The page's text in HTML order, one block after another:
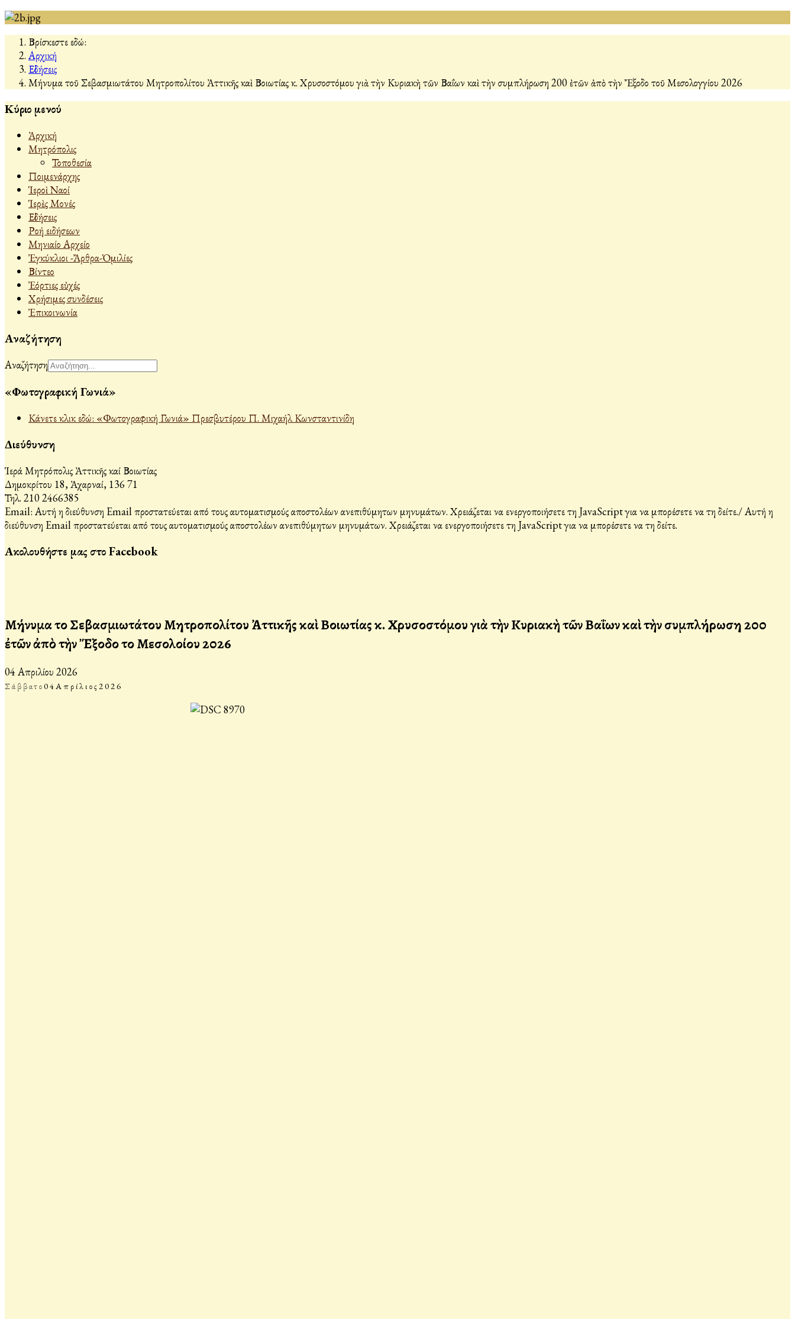
Βρίσκεστε εδώ:
Αρχική
Εἰδήσεις
Μήνυμα τοῦ Σεβασμιωτάτου Μητροπολίτου Ἀττικῆς καὶ Βοιωτίας κ. Χρυσοστόμου γιὰ τὴν Κυριακὴ τῶν Βαΐων καὶ τὴν συμπλήρωση 200 ἐτῶν ἀπὸ τὴν Ἔξοδο τοῦ Μεσολογγίου 2026
Κύριο μενού
Ἀρχική
Μητρόπολις
Τοποθεσία
Ποιμενάρχης
Ἱεροὶ Ναοί
Ἱερὲς Μονές
Εἰδήσεις
Ροή ειδήσεων
Μηνιαίο Αρχείο
Ἐγκύκλιοι -Ἄρθρα-Ὁμιλίες
Βίντεο
Ἐόρτιες εὐχές
Χρήσιμες συνδέσεις
Ἐπικοινωνία
Αναζήτηση
Αναζήτηση
«Φωτογραφική Γωνιά»
Κάνετε κλικ εδώ: «Φωτογραφική Γωνιά» Πρεσβυτέρου Π. Μιχαήλ Κωνσταντινίδη
Διεύθυνση
Ἱερά Μητρόπολις Ἀττικῆς καί Βοιωτίας
Δημοκρίτου 18, Ἀχαρναί, 136 71
Τηλ. 210 2466385
Email: Αυτή η διεύθυνση Email προστατεύεται από τους αυτοματισμούς αποστολέων ανεπιθύμητων μηνυμάτων. Χρειάζεται να ενεργοποιήσετε τη JavaScript για να μπορέσετε να τη δείτε./Αυτή η
διεύθυνση Email προστατεύεται από τους αυτοματισμούς αποστολέων ανεπιθύμητων μηνυμάτων. Χρειάζεται να ενεργοποιήσετε τη JavaScript για να μπορέσετε να τη δείτε.
Ακολουθήστε μας στο Facebook
Μήνυμα τοῦ Σεβασμιωτάτου Μητροπολίτου Ἀττικῆς καὶ Βοιωτίας κ. Χρυσοστόμου γιὰ τὴν Κυριακὴ τῶν Βαΐων καὶ τὴν συμπλήρωση 200
ἐτῶν ἀπὸ τὴν Ἔξοδο τοῦ Μεσολογγίου 2026
04 Απριλίου 2026
Σάββατο04Απρίλιος2026